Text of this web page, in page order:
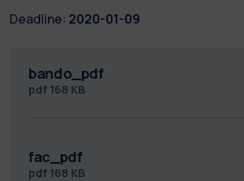
Deadline: 2020-01-09
bando_pdf
pdf 168 KB
fac_pdf
pdf 168 KB